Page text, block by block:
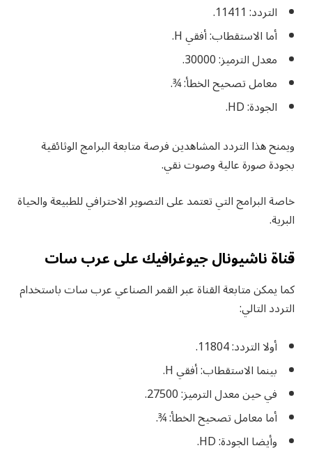
التردد: 11411.
أما الاستقطاب: أفقي H.
معدل الترميز: 30000.
معامل تصحيح الخطأ: ¾.
الجودة: HD.
ويمنح هذا التردد المشاهدين فرصة متابعة البرامج الوثائقية
بجودة صورة عالية وصوت نقي.
خاصة البرامج التي تعتمد على التصوير الاحترافي للطبيعة والحياة
البرية.
قناة ناشيونال جيوغرافيك على عرب سات
كما يمكن متابعة القناة عبر القمر الصناعي عرب سات باستخدام
التردد التالي:
أولا التردد: 11804.
بينما الاستقطاب: أفقي H.
في حين معدل الترميز: 27500.
أما معامل تصحيح الخطأ: ¾.
وأيضا الجودة: HD.